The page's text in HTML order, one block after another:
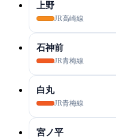
上野
JR高崎線
石神前
JR青梅線
白丸
JR青梅線
宮ノ平